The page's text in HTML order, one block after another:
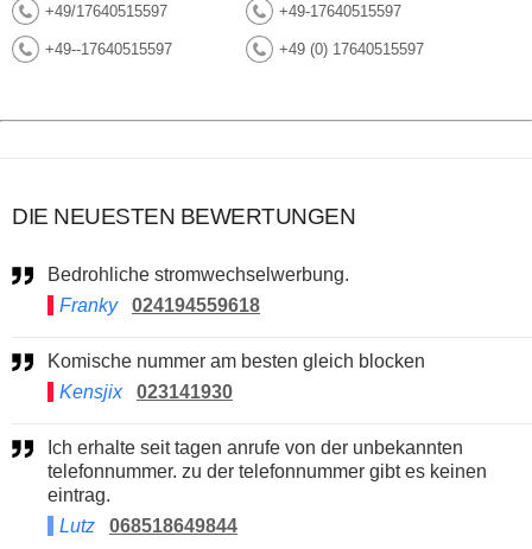
+49/17640515597 +49-17640515597
+49--17640515597 +49 (0) 17640515597
DIE NEUESTEN BEWERTUNGEN
Bedrohliche stromwechselwerbung.
Franky
024194559618
Komische nummer am besten gleich blocken
Kensjix
023141930
telefonnummer. zu der telefonnummer gibt es keinen
eintrag.
Lutz
068518649844